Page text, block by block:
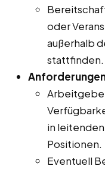
oder
außerhalb
stattfinden.
in
Positionen.
Eventuell